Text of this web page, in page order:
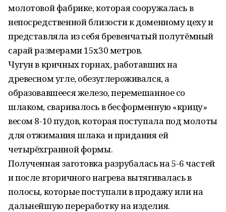
молотовой фабрике, которая сооружалась в
непосредственной близости к доменному цеху и
представляла из себя бревенчатый полутёмный
сарай размерами 15х30 метров.
Чугун в кричных горнах, работавших на
древесном угле, обезуглероживался, а
образовавшееся железо, перемешанное со
шлаком, сваривалось в бесформенную «крицу»
весом 8-10 пудов, которая поступала под молоты
для отжимания шлака и придания ей
четырёхгранной формы.
Полученная заготовка разрубалась на 5-6 частей
и после вторичного нагрева вытягивалась в
полосы, которые поступали в продажу или на
дальнейшую переработку на изделия.